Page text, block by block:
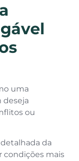
uma
deseja
ou
da
condições mais